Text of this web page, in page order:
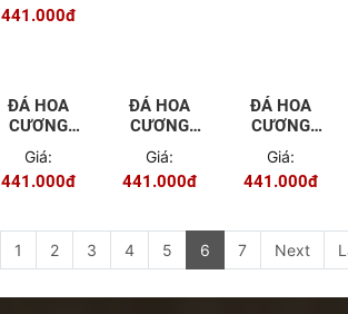
441.000đ
ĐÁ HOA
CƯƠNG
PVC - 9655
Giá:
441.000đ
PVC - 9656
Giá:
441.000đ
ĐÁ HOA
CƯƠNG
PVC - 9657
Giá:
441.000đ